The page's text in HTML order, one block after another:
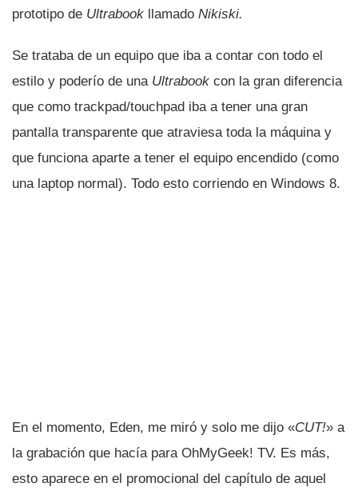
prototipo de Ultrabook llamado Nikiski.
Se trataba de un equipo que iba a contar con todo el
estilo y poderí­o de una Ultrabook con la gran diferencia
que como trackpad/touchpad iba a tener una gran
pantalla transparente que atraviesa toda la máquina y
que funciona aparte a tener el equipo encendido (como
una laptop normal). Todo esto corriendo en Windows 8.
En el momento, Eden, me miró y solo me dijo «CUT!» a
la grabación que hací­a para OhMyGeek! TV. Es más,
esto aparece en el promocional del capí­tulo de aquel